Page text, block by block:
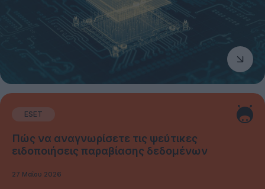
ESET
Πώς να αναγνωρίσετε τις ψεύτικες
ειδοποιήσεις παραβίασης δεδομένων
27 Μαΐου 2026